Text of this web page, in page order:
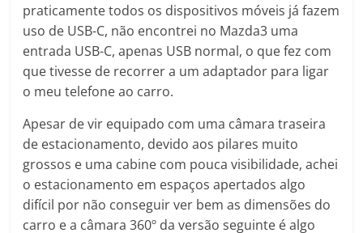
praticamente todos os dispositivos móveis já fazem
uso de USB-C, não encontrei no Mazda3 uma
entrada USB-C, apenas USB normal, o que fez com
que tivesse de recorrer a um adaptador para ligar
o meu telefone ao carro.
Apesar de vir equipado com uma câmara traseira
de estacionamento, devido aos pilares muito
grossos e uma cabine com pouca visibilidade, achei
o estacionamento em espaços apertados algo
difícil por não conseguir ver bem as dimensões do
carro e a câmara 360º da versão seguinte é algo